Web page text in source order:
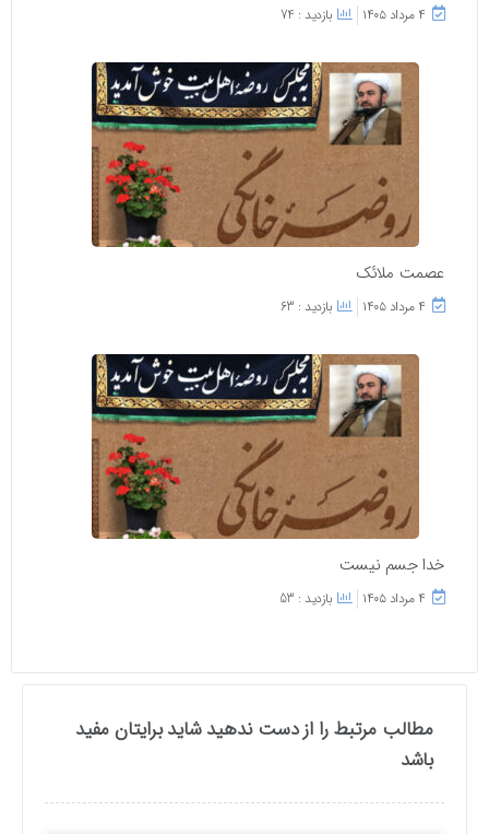
۴ مرداد ۱۴۰۵ بازدید : 74
عصمت ملائک
۴ مرداد ۱۴۰۵ بازدید : 63
خدا جسم نیست
۴ مرداد ۱۴۰۵ بازدید : 53
مطالب مرتبط را از دست ندهید شاید برایتان مفید
باشد